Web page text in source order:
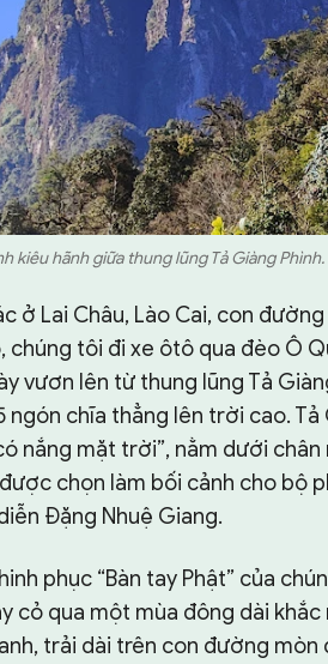
kiêu hãnh giữa thung lũng Tả Giàng Phình.
ở Lai Châu, Lào Cai, con
chúng tôi đi xe ôtô qua đèo Ô
vươn lên từ thung lũng Tả
chĩa thẳng lên trời cao. Tả
nắng mặt trời”, nằm dưới chân
chọn làm bối cảnh cho bộ
Ðặng Nhuệ Giang.
phục “Bàn tay Phật” của
cỏ qua một mùa đông dài khắc
trải dài trên con đường mòn